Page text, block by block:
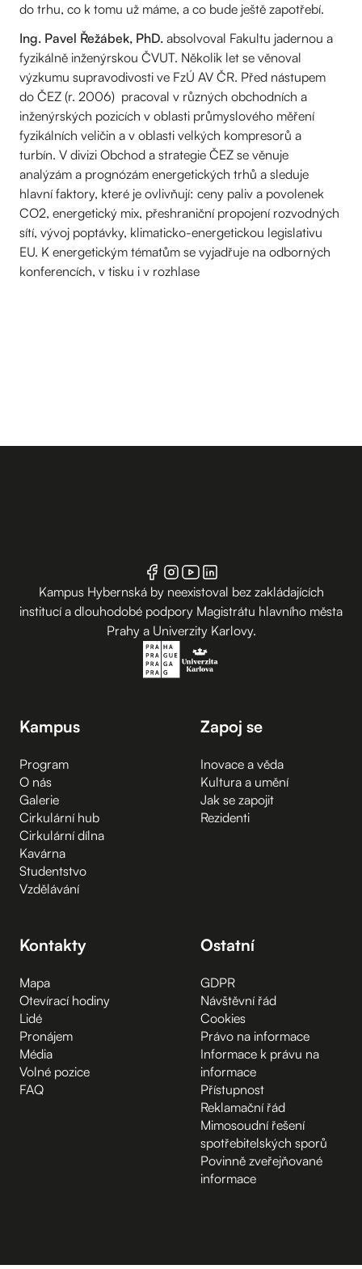
do trhu, co k tomu už máme, a co bude ještě zapotřebí.
Ing. Pavel Řežábek, PhD. absolvoval Fakultu jadernou a
fyzikálně inženýrskou ČVUT. Několik let se věnoval
výzkumu supravodivosti ve FzÚ AV ČR. Před nástupem
do ČEZ (r. 2006) pracoval v různých obchodních a
inženýrských pozicích v oblasti průmyslového měření
fyzikálních veličin a v oblasti velkých kompresorů a
turbín. V divizi Obchod a strategie ČEZ se věnuje
analýzám a prognózám energetických trhů a sleduje
hlavní faktory, které je ovlivňují: ceny paliv a povolenek
CO2, energetický mix, přeshraniční propojení rozvodných
sítí, vývoj poptávky, klimaticko-energetickou legislativu
EU. K energetickým tématům se vyjadřuje na odborných
konferencích, v tisku i v rozhlase
Kampus Hybernská by neexistoval bez zakládajících
institucí a dlouhodobé podpory Magistrátu hlavního města
Prahy a Univerzity Karlovy.
Kampus
Program
O nás
Galerie
Cirkulární hub
Cirkulární dílna
Kavárna
Studentstvo
Vzdělávání
Zapoj se
Inovace a věda
Kultura a umění
Jak se zapojit
Rezidenti
Kontakty
Mapa
Otevírací hodiny
Lidé
Pronájem
Média
Volné pozice
FAQ
Ostatní
GDPR
Návštěvní řád
Cookies
Právo na informace
Informace k právu na
informace
Přístupnost
Reklamační řád
Mimosoudní řešení
spotřebitelských sporů
Povinně zveřejňované
informace